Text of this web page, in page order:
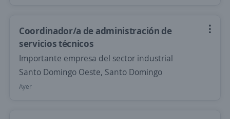
Coordinador/a de administración de
servicios técnicos
Importante empresa del sector industrial
Santo Domingo Oeste, Santo Domingo
Ayer